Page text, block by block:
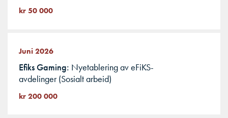
kr 50 000
Juni 2026
Efiks Gaming Nyetablering av eFiKS-
avdelinger (Sosialt arbeid)
kr 200 000